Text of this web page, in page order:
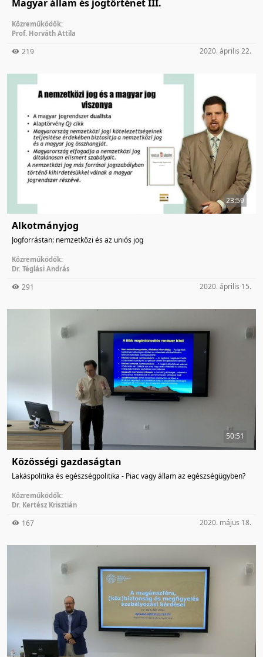
Magyar állam és jogtörténet III.
Közreműködők:
Prof. Horváth Attila
219 2020. április 22.
23:59
Alkotmányjog
Jogforrástan: nemzetközi és az uniós jog
Közreműködők:
Dr. Téglási András
291 2020. április 15.
50:51
Közösségi gazdaságtan
Lakáspolitika és egészségpolitika - Piac vagy állam az egészségügyben?
Közreműködők:
Dr. Kertész Krisztián
167 2020. május 18.